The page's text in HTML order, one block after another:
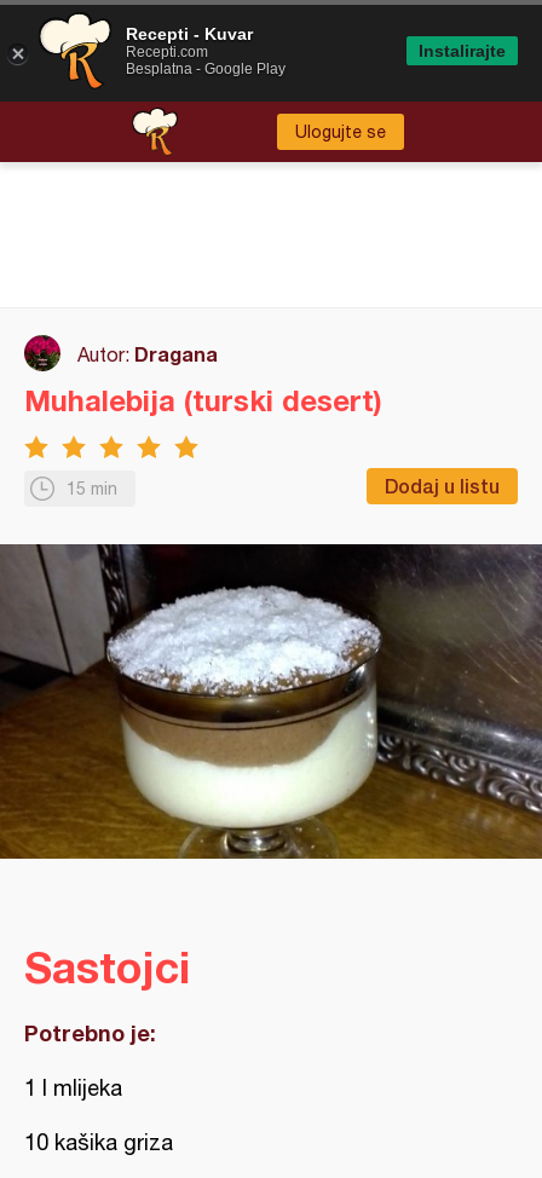
Ulogujte se
Autor: Dragana
15 min Dodaj u listu
Muhalebija (turski desert)
Sastojci
Potrebno je:
1 l mlijeka
10 kašika griza
Recepti - Kuvar
Recepti.com
Besplatna - Google Play
Instalirajte